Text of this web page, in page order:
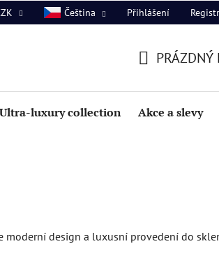
Čeština Přihlášení
KOŠÍK
PRÁZDNÝ
Ultra-luxury collection Akce a slevy
design a luxusní provedení do